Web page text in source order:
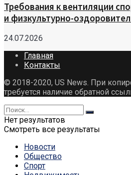
Требования к вентиляции
и физкультурно-
24.07.2026
Главная
Контакты
© 2018-2020, US News. При
требуется наличие обратной
Нет результатов
Смотреть все результаты
Новости
Общество
Спорт